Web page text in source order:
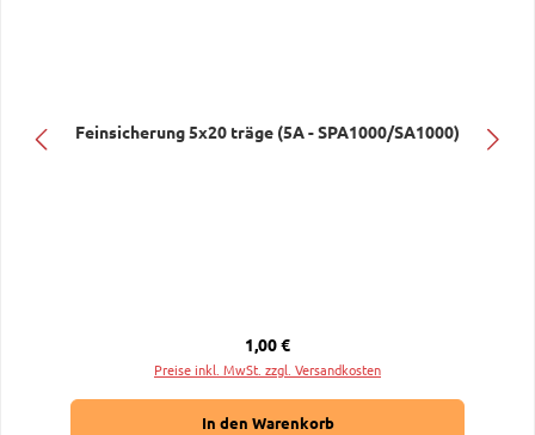
Feinsicherung 5x20 träge (5A - SPA1000/SA1000)
Regulärer Preis:
1,00 €
Preise inkl. MwSt. zzgl. Versandkosten
In den Warenkorb